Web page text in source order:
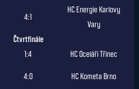
4:1
HC Energie Karlovy
Vary
Čtvrtfinále
1:4
HC Oceláři Třinec
4:0 HC Kometa Brno